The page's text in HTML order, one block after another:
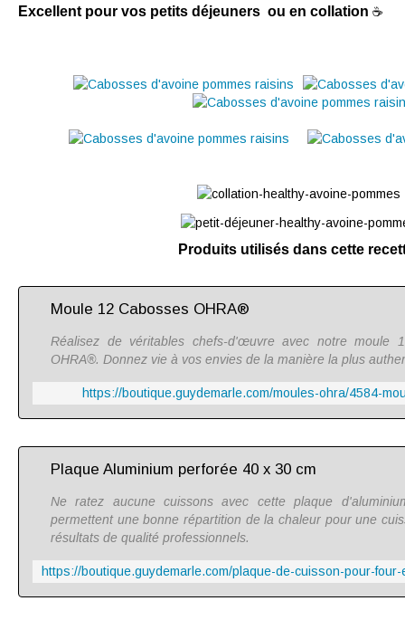
Excellent pour vos petits déjeuners ou en collation ☕
Produits utilisés dans cette
Moule 12 Cabosses OHRA®
Réalisez de véritables chefs-d'œuvre avec notre moule
OHRA®. Donnez vie à vos envies de la manière la plus
https://boutique.guydemarle.com/moules-ohra/4584-
Plaque Aluminium perforée 40 x 30 cm
Ne ratez aucune cuissons avec cette plaque
permettent une bonne répartition de la chaleur pour une
résultats de qualité professionnels.